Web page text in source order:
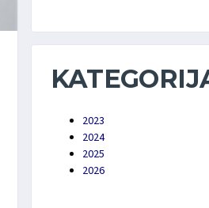
2023
2024
2025
2026